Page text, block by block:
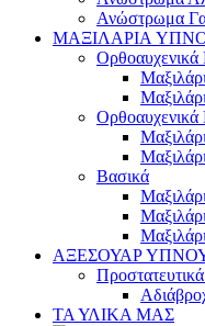
Ανώστρωμα
ΜΑΞΙΛΑΡΙΑ
Ορθοαυχενικά
Ορθοαυχενικά
Βασικά
ΑΞΕΣΟΥΑΡ
ΤΑ ΥΛΙΚΑ ΜΑΣ